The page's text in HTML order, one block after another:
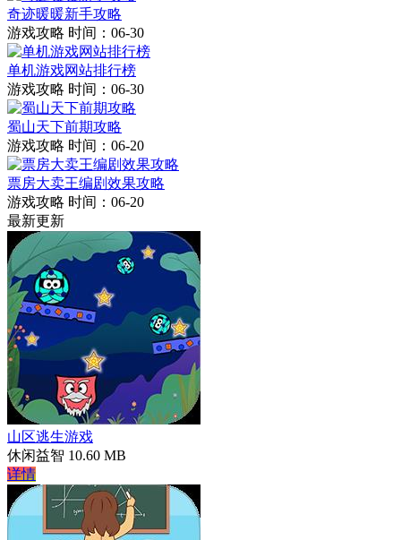
奇迹暖暖新手攻略
游戏攻略 时间：06-30
单机游戏网站排行榜
游戏攻略 时间：06-30
蜀山天下前期攻略
游戏攻略 时间：06-20
票房大卖王编剧效果攻略
游戏攻略 时间：06-20
最新更新
山区逃生游戏
休闲益智 10.60 MB
详情